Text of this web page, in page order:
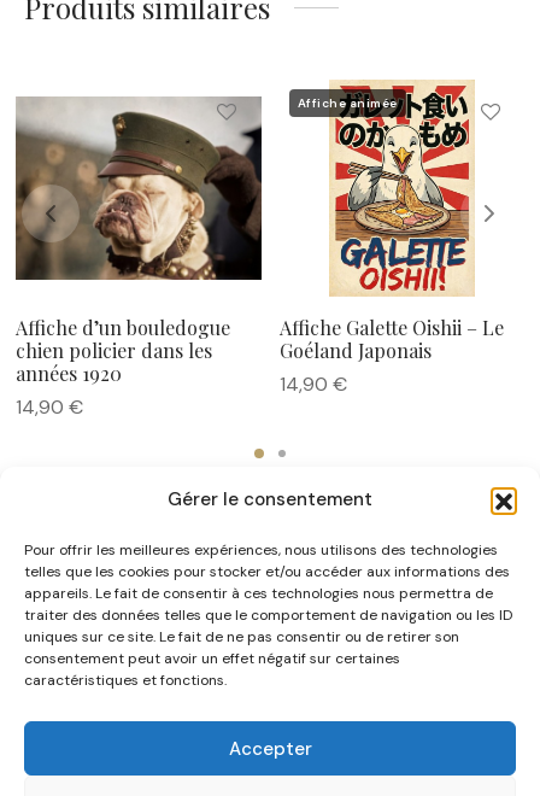
Gérer le consentement
Pour offrir les meilleures expériences, nous utilisons des technologies
telles que les cookies pour stocker et/ou accéder aux informations des
appareils. Le fait de consentir à ces technologies nous permettra de
traiter des données telles que le comportement de navigation ou les ID
uniques sur ce site. Le fait de ne pas consentir ou de retirer son
consentement peut avoir un effet négatif sur certaines
caractéristiques et fonctions.
Accepter
Affiche d’un bouledogue
chien policier dans les
années 1920
14,90 €
Affiche animée
Affiche Galette Oishii – Le
Goéland Japonais
14,90 €
NOUS CONNAÎTRE